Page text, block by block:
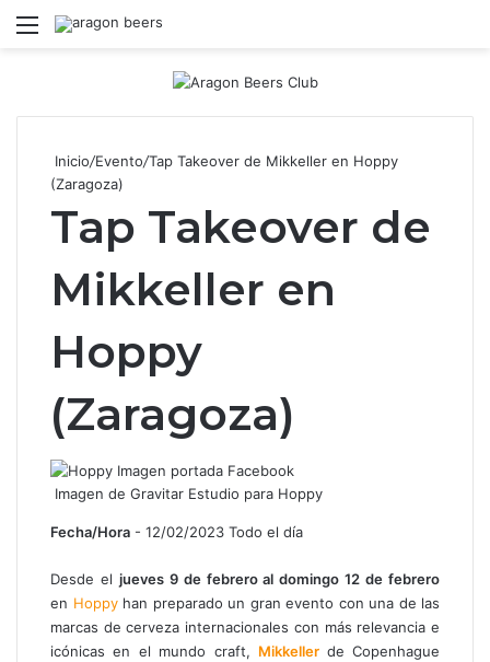
Menú
Inicio/Evento/Tap Takeover de Mikkeller en Hoppy
(Zaragoza)
Tap Takeover de
Mikkeller en
Hoppy
(Zaragoza)
Imagen de Gravitar Estudio para Hoppy
Fecha/Hora - 12/02/2023 Todo el día
Desde el jueves 9 de febrero al domingo 12 de febrero
en Hoppyhan preparado un gran evento con una de las
marcas de cerveza internacionales con más relevancia e
icónicas en el mundo craft, Mikkeller de Copenhague